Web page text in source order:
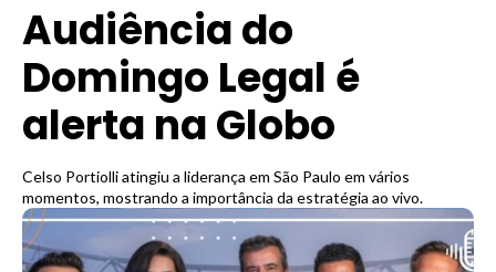
Audiência do
Domingo Legal é
alerta na Globo
Celso Portiolli atingiu a liderança em São Paulo em vários
momentos, mostrando a importância da estratégia ao vivo.